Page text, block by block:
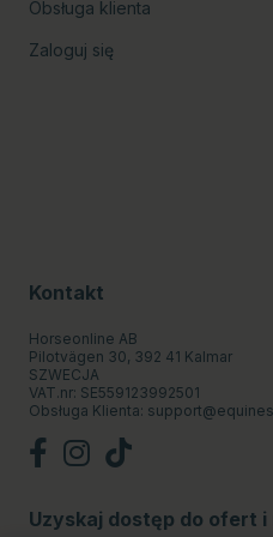
Obsługa klienta
Zaloguj się
Kontakt
Horseonline AB
Pilotvägen 30, 392 41 Kalmar
SZWECJA
VAT.nr: SE559123992501
Obsługa Klienta:
Uzyskaj dostęp do ofert